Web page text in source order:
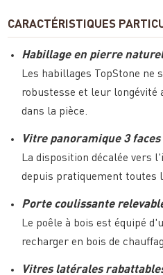
CARACTÉRISTIQUES
Habillage en pierre
Les habillages TopStone
robustesse et leur
dans la pièce.
Vitre panoramique 3
La disposition décalée vers
depuis pratiquement toutes
Porte coulissante
Le poêle à bois est équipé
recharger en bois de
Vitres latérales